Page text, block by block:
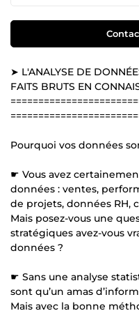
➤ L'ANALYSE DE
FAITS BRUTS EN
Pourquoi vos données
☛ Vous avez
données : ventes,
de projets, données RH,
Mais posez-vous une
stratégiques avez-vous
données ?
☛ Sans une analyse
sont qu’un amas
Mais avec la bonne